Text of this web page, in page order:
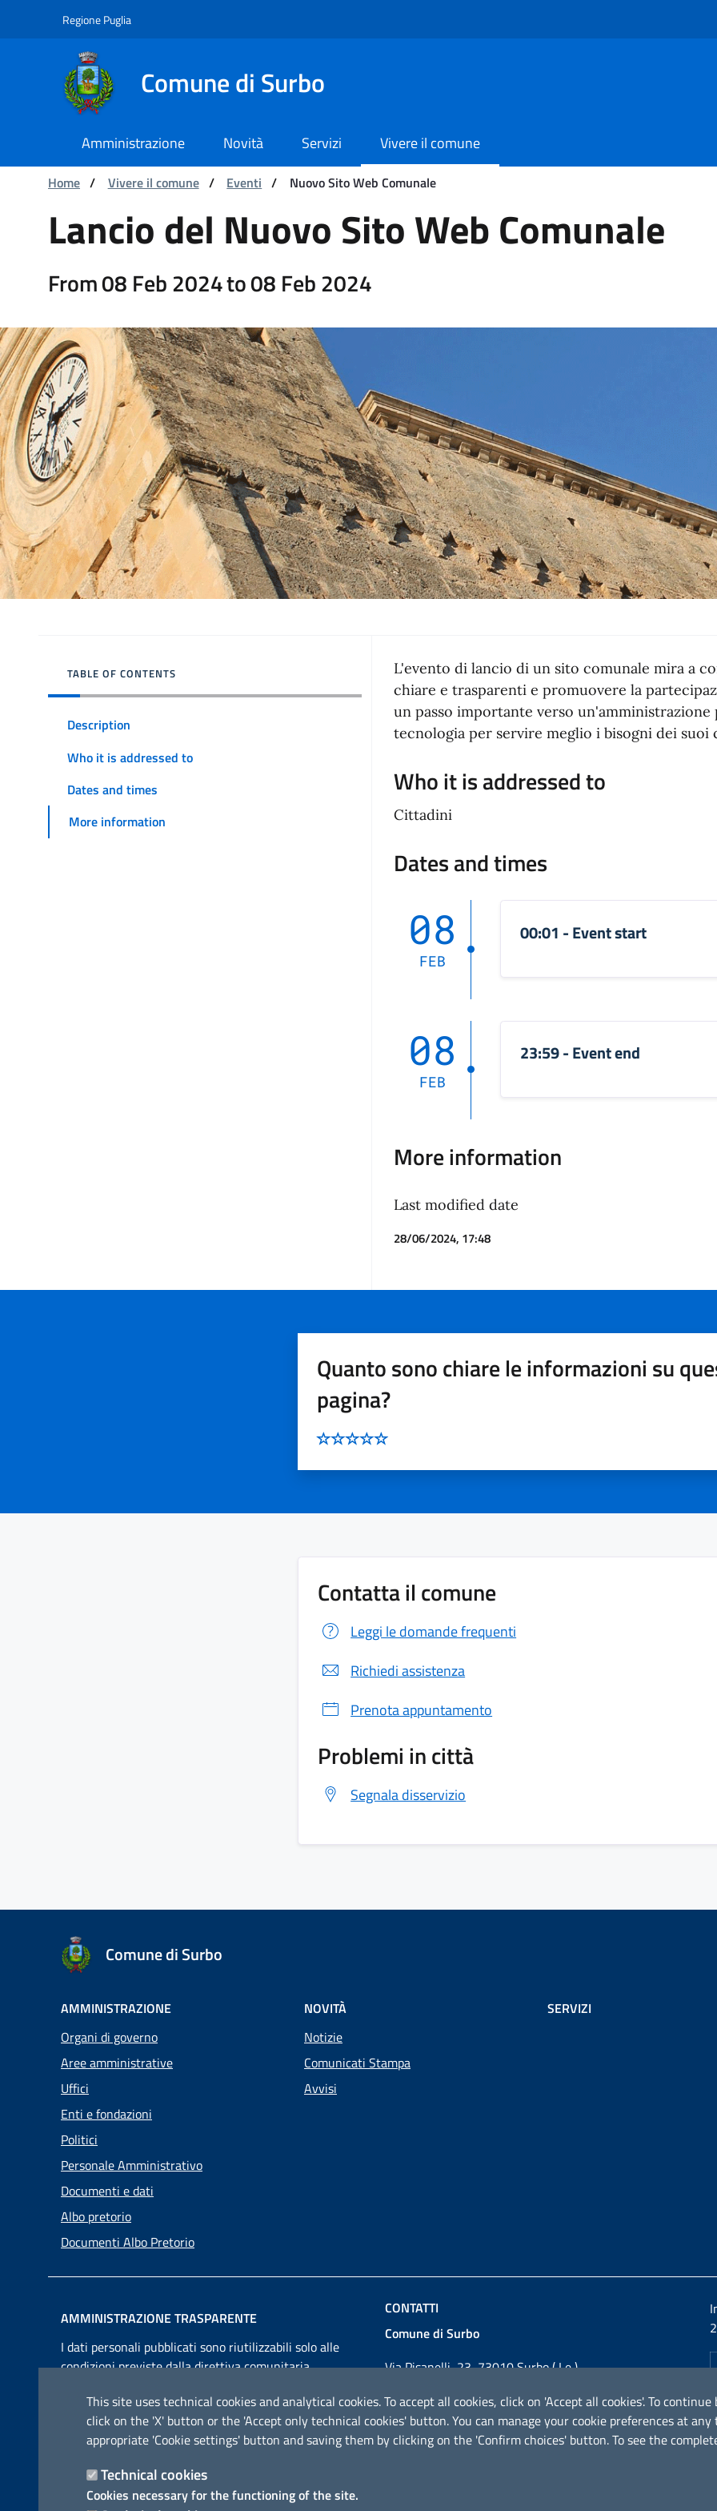
Navigation
Skip to Content
This site uses technical cookies and analytical cookies. To accept all cookies, click on 'Accept all cookies'. To
click on the 'X' button or the 'Accept only technical cookies' button. You can manage your cookie preferences at
appropriate 'Cookie settings' button and saving them by clicking on the 'Confirm choices' button. To see the
Technical cookies
Cookies necessary for the functioning of the site.
Regione Puglia
Comune di Surbo
Amministrazione Novità Servizi
Vivere il comune
You are:
Home / Vivere il comune / Eventi / Nuovo Sito Web Comunale
Nuovo Sito Web Comunale
Lancio del Nuovo Sito Web Comunale
From08 Feb 2024to08 Feb 2024
TABLE OF CONTENTS
Description
Who it is addressed to
Dates and times
More information
L'evento di lancio di un sito comunale mira a
chiare e trasparenti e promuovere la
un passo importante verso
tecnologia per servire meglio i bisogni dei suoi
Who it is addressed to
Cittadini
Dates and times
08
FEB
00:01 - Event start
08
FEB
23:59 - Event end
More information
Last modified date
28/06/2024, 17:48
Quanto sono chiare le informazioni su
pagina?
Contatta il comune
Leggi le domande frequenti
Richiedi assistenza
Prenota appuntamento
Problemi in città
Segnala disservizio
Comune di Surbo
AMMINISTRAZIONE
Organi di governo
Aree amministrative
Uffici
Enti e fondazioni
Politici
Personale Amministrativo
Documenti e dati
Albo pretorio
Documenti Albo Pretorio
NOVITÀ
Notizie
Comunicati Stampa
Avvisi
SERVIZI
AMMINISTRAZIONE TRASPARENTE
I dati personali pubblicati sono riutilizzabili solo alle
condizioni previste dalla direttiva comunitaria
CONTATTI
Comune di Surbo
Via Pisanelli, 23, 73010 Surbo ( Le )
Telefono: 0832 360800
Fax: 0832 360821
Email:comunesurbo@pec.it